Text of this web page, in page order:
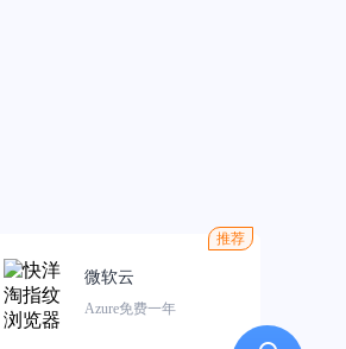
微软云
Azure免费一年
推荐